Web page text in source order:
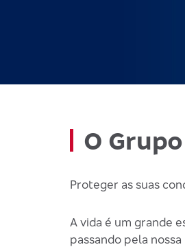
O Grupo
Proteger as suas
A vida é um grande
passando pela